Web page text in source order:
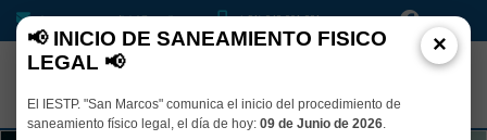
×
📢 INICIO DE SANEAMIENTO FISICO
LEGAL 📢
El IESTP. "San Marcos" comunica el inicio del procedimiento de
saneamiento físico legal, el día de hoy: 09 de Junio de 2026.
iesptsanmarcosoficial@gmail.com (+51) 948 001 331